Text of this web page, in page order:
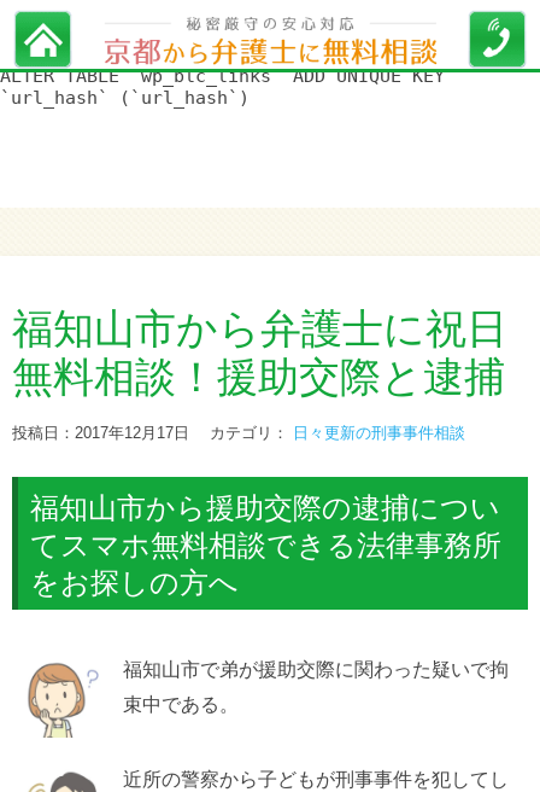
WordPress データベースエラー:[Duplicate entry '' for key
'url_hash']
ALTER TABLE `wp_blc_links` ADD UNIQUE KEY
`url_hash` (`url_hash`)
福知山市から弁護士に祝日
無料相談！援助交際と逮捕
投稿日：2017年12月17日 カテゴリ： 日々更新の刑事事件相談
福知山市から援助交際の逮捕につい
てスマホ無料相談できる法律事務所
をお探しの方へ
福知山市で弟が援助交際に関わった疑いで拘
束中である。
近所の警察から子どもが刑事事件を犯してし